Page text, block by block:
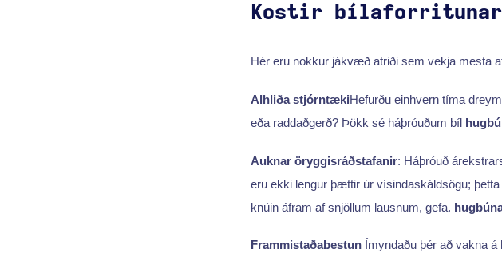
Kostir
Hér eru nokkur jákvæð atriði sem vekja mesta
Alhliða stjórntækiHefurðu einhvern tíma
eða raddaðgerð? Þökk sé háþróuðum bíl
Auknar öryggisráðstafanir: Háþróuð
eru ekki lengur þættir úr vísindaskáldsögu;
knúin áfram af snjöllum lausnum, gefa.
FrammistaðabestunÍmyndaðu þér að vakna á